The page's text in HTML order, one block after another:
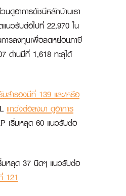
ดูอาการดัชนีหลักบ้านเรา
นวรับต่อไปที่ 22,970 ใน
การลงทุนเพื่อลดหย่อนภาษี
ด่านมีที่ 1,618 ทะลุได้
สำรองมีที่ 139 และ/หรือ
แกว่งต่อลงมา ดูอาการ
เริ่มหลุด 60 แนวรับต่อ
มหลุด 37 นิดๆ แนวรับต่อ
121